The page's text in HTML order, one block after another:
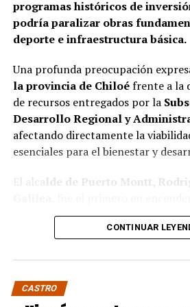
programas históricos de
podría paralizar obras
deporte e infraestructura básica.
Una profunda preocupación
la provincia de Chiloéfrente a la
de recursos entregados por la
Desarrollo Regional y
afectando directamente la
esenciales para el bienestar y
El alca lde de Puerto Montt,
denunciar públicamente que la
fondos para financiar iniciativas del
Mejoramiento de Barrios (PMB), a
ya estaban declaradas elegibles.
historia, la Subdere no tiene
CONTINUAR
CASTRO